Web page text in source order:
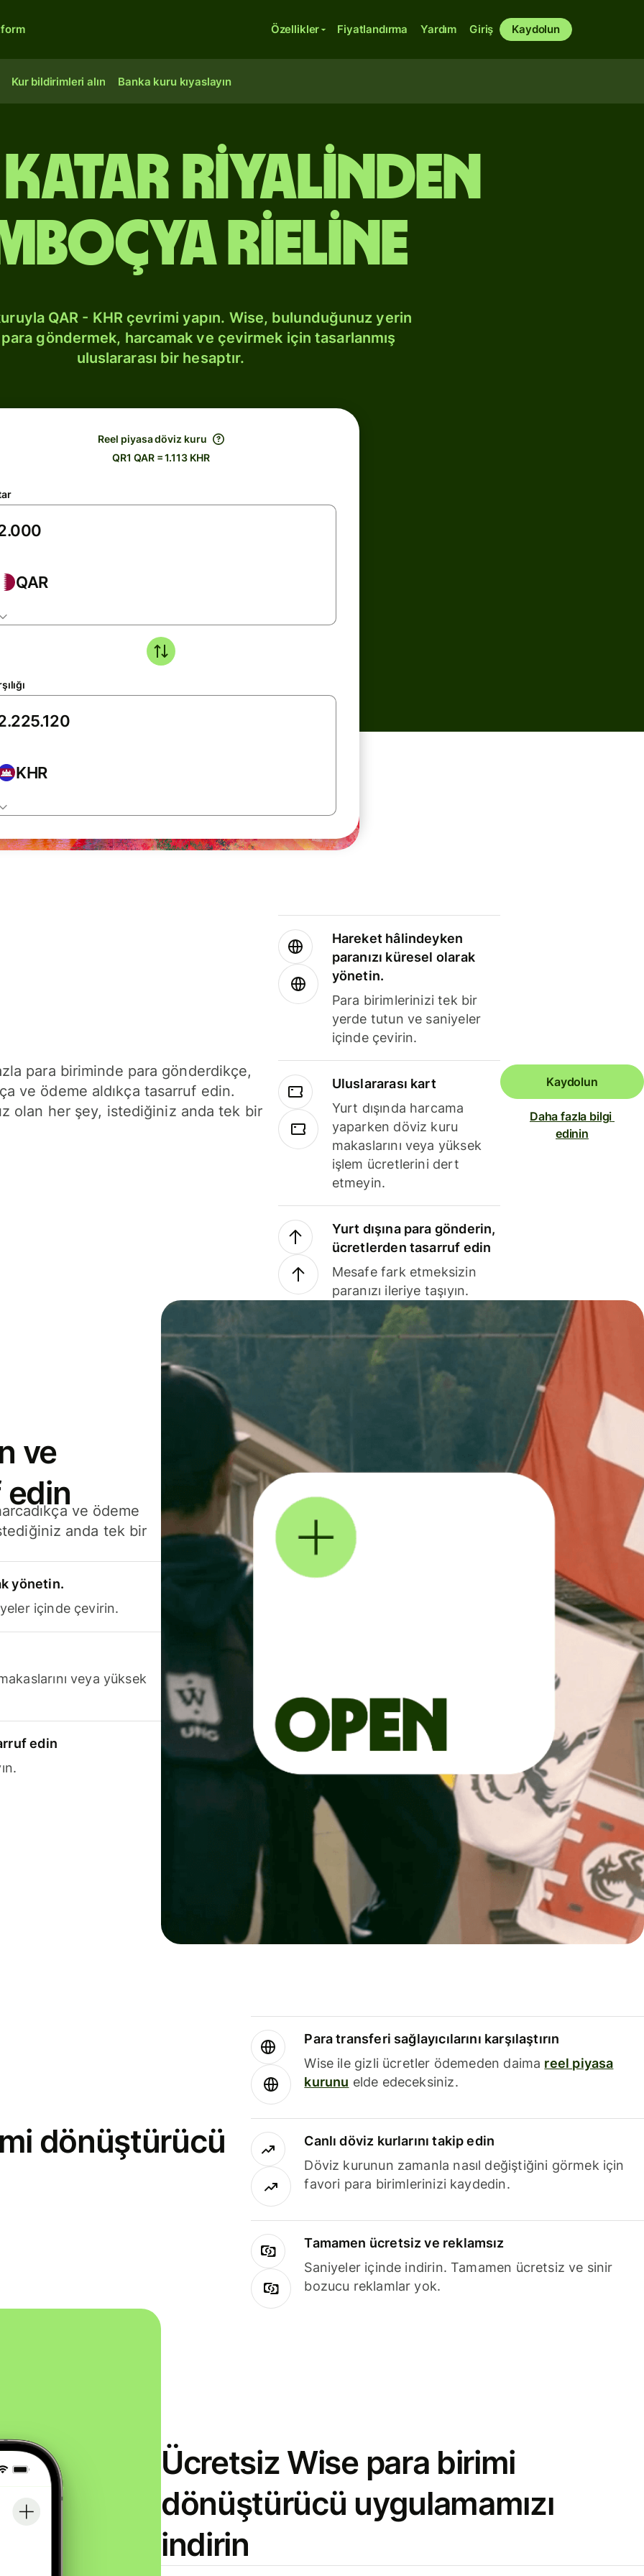
Özellikler Fiyatlandırma Yardım Giriş Kaydolun
Kur bildirimleri alın Banka kuru kıyaslayın
Katar riyalinden
rieline
QAR - KHR çevrimi yapın. Wise, bulunduğunuz yerin
göndermek, harcamak ve çevirmek için tasarlanmış
uluslararası bir hesaptır.
Reel piyasa döviz kuru
QR1 QAR = 1.113 KHR
QAR
KHR
para biriminde para gönderdikçe,
ve ödeme aldıkça tasarruf edin.
olan her şey, istediğiniz anda tek bir
Hareket hâlindeyken
paranızı küresel olarak
yönetin.
Para birimlerinizi tek bir
yerde tutun ve saniyeler
içinde çevirin.
Uluslararası kart
Yurt dışında harcama
yaparken döviz kuru
makaslarını veya yüksek
işlem ücretlerini dert
etmeyin.
Yurt dışına para gönderin,
ücretlerden tasarruf edin
Mesafe fark etmeksizin
paranızı ileriye taşıyın.
Kaydolun
Daha fazla bilgi
edinin
ve
edinve ödeme
anda tek bir
yönetin.
içinde çevirin.
veya yüksek
edin
dönüştürücü
Para transferi sağlayıcılarını karşılaştırın
Wise ile gizli ücretler ödemeden daima reel piyasa
kurunu elde edeceksiniz.
Canlı döviz kurlarını takip edin
Döviz kurunun zamanla nasıl değiştiğini görmek için
favori para birimlerinizi kaydedin.
Tamamen ücretsiz ve reklamsız
Saniyeler içinde indirin. Tamamen ücretsiz ve sinir
bozucu reklamlar yok.
Ücretsiz Wise para birimi
dönüştürücü uygulamamızı
indirin